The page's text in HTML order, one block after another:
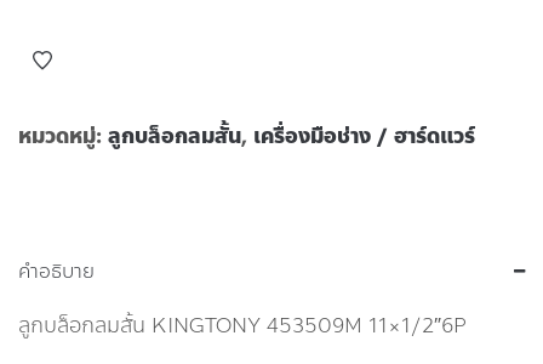
หมวดหมู่: ลูกบล็อกลมสั้น, เครื่องมือช่าง / ฮาร์ดแวร์
คำอธิบาย
ลูกบล็อกลมสั้น KINGTONY 453509M 11×1/2″6P